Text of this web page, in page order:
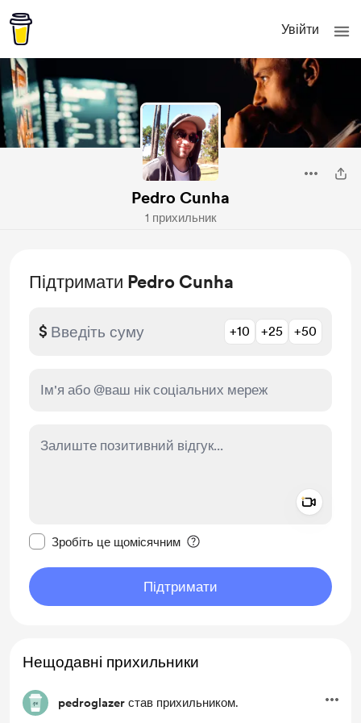
Увійти
Pedro Cunha
1 прихильник
Підтримати Pedro Cunha
$ +10 +25 +50
Зробіть це щомісячним
Підтримати
Нещодавні прихильники
pedroglazer став прихильником.